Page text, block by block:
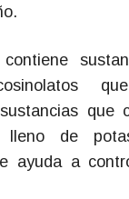
que
lleno de
ayuda a